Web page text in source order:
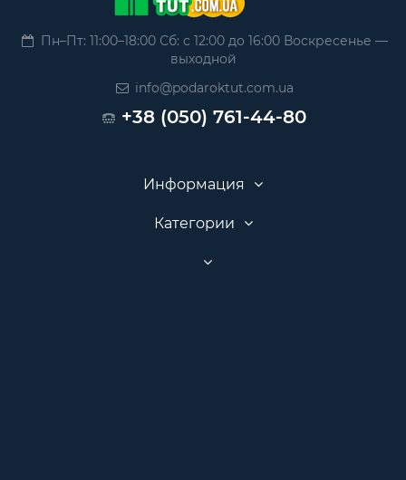
Пн–Пт: 11:00–18:00 Сб: с 12:00 до 16:00 Воскресенье —
выходной
info@podaroktut.com.ua
+38 (050) 761-44-80
Информация
Категории